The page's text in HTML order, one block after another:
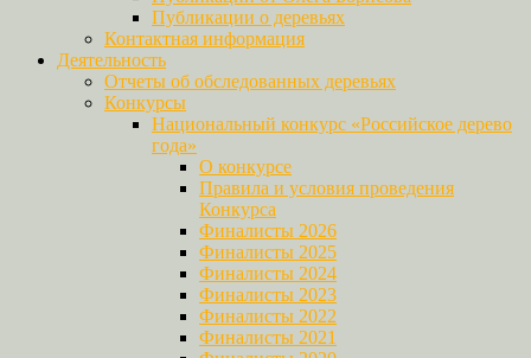
Публикации о деревьях
Контактная информация
Деятельность
Отчеты об обследованных деревьях
Конкурсы
Национальный конкурс «Российское дерево
года»
О конкурсе
Правила и условия проведения
Конкурса
Финалисты 2026
Финалисты 2025
Финалисты 2024
Финалисты 2023
Финалисты 2022
Финалисты 2021